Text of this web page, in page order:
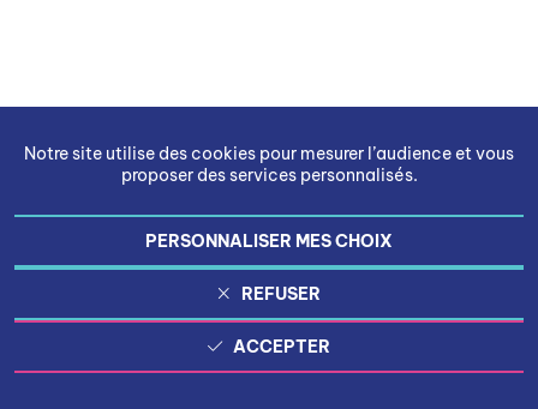
Notre site utilise des cookies pour mesurer l’audience et vous
proposer des services personnalisés.
PERSONNALISER MES CHOIX
REFUSER
ACCEPTER